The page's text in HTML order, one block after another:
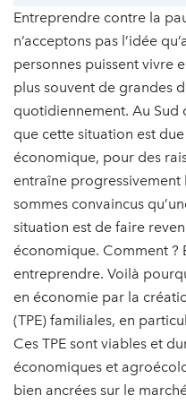
Entreprendre contre la
n’acceptons pas l’idée
personnes puissent vivre
plus souvent de grandes
quotidiennement. Au Sud
que cette situation est
économique, pour des
entraîne progressivement
sommes convaincus
situation est de faire
économique. Comment ?
entreprendre. Voilà
en économie par la
(TPE) familiales, en
Ces TPE sont viables et
économiques et
bien ancrées sur le